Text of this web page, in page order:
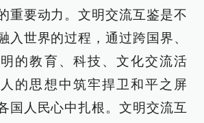
重要动力。文明交流互鉴是不
入世界的过程，通过跨国界、
的教育、科技、文化交流活
的思想中筑牢捍卫和平之屏
国人民心中扎根。文明交流互